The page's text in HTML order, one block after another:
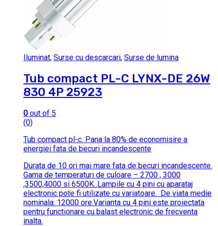
Iluminat, Surse cu descarcari, Surse de lumina
Tub compact PL-C LYNX-DE 26W
830 4P 25923
0 out of 5
(0)
Tub compact pl-c. Pana la 80% de economisire a
energiei fata de becuri incandescente
Durata de 10 ori mai mare fata de becuri incandescente.
Gama de temperaturi de culoare – 2700 , 3000
,3500,4000 si 6500K. Lampile cu 4 pini cu aparataj
electronic pote fi utilizate cu variatoare. De viata medie
nominala: 12000 ore.Varianta cu 4 pini este proiectata
pentru functionare cu balast electronic de frecventa
inalta.